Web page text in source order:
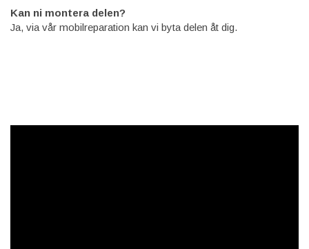
Kan ni montera delen?
Ja, via vår mobilreparation kan vi byta delen åt dig.